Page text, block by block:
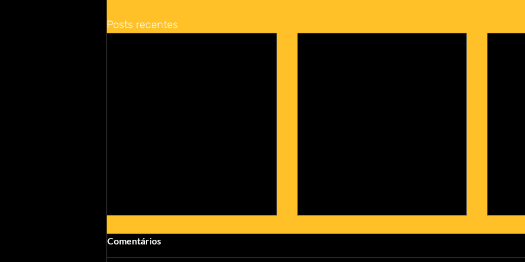
Posts recentes
Comentários